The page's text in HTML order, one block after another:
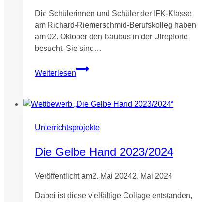
Die Schülerinnen und Schüler der IFK-Klasse
am Richard-Riemerschmid-Berufskolleg haben
am 02. Oktober den Baubus in der Ulrepforte
besucht. Sie sind…
Weiterlesen
»BAU
DEIN
–
IFK
sich
im
Baubus
verschiedene
Unterrichtsprojekte
Die Gelbe Hand 2023/2024
Veröffentlicht am2. Mai 20242. Mai 2024
Dabei ist diese vielfältige Collage entstanden,